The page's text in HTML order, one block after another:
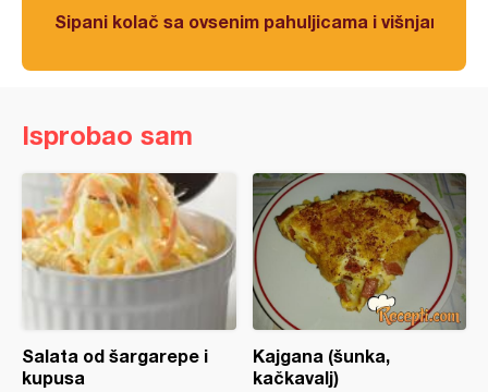
Sipani kolač sa ovsenim pahuljicama i višnjama
Isprobao sam
Salata od šargarepe i
kupusa
Kajgana (šunka,
kačkavalj)